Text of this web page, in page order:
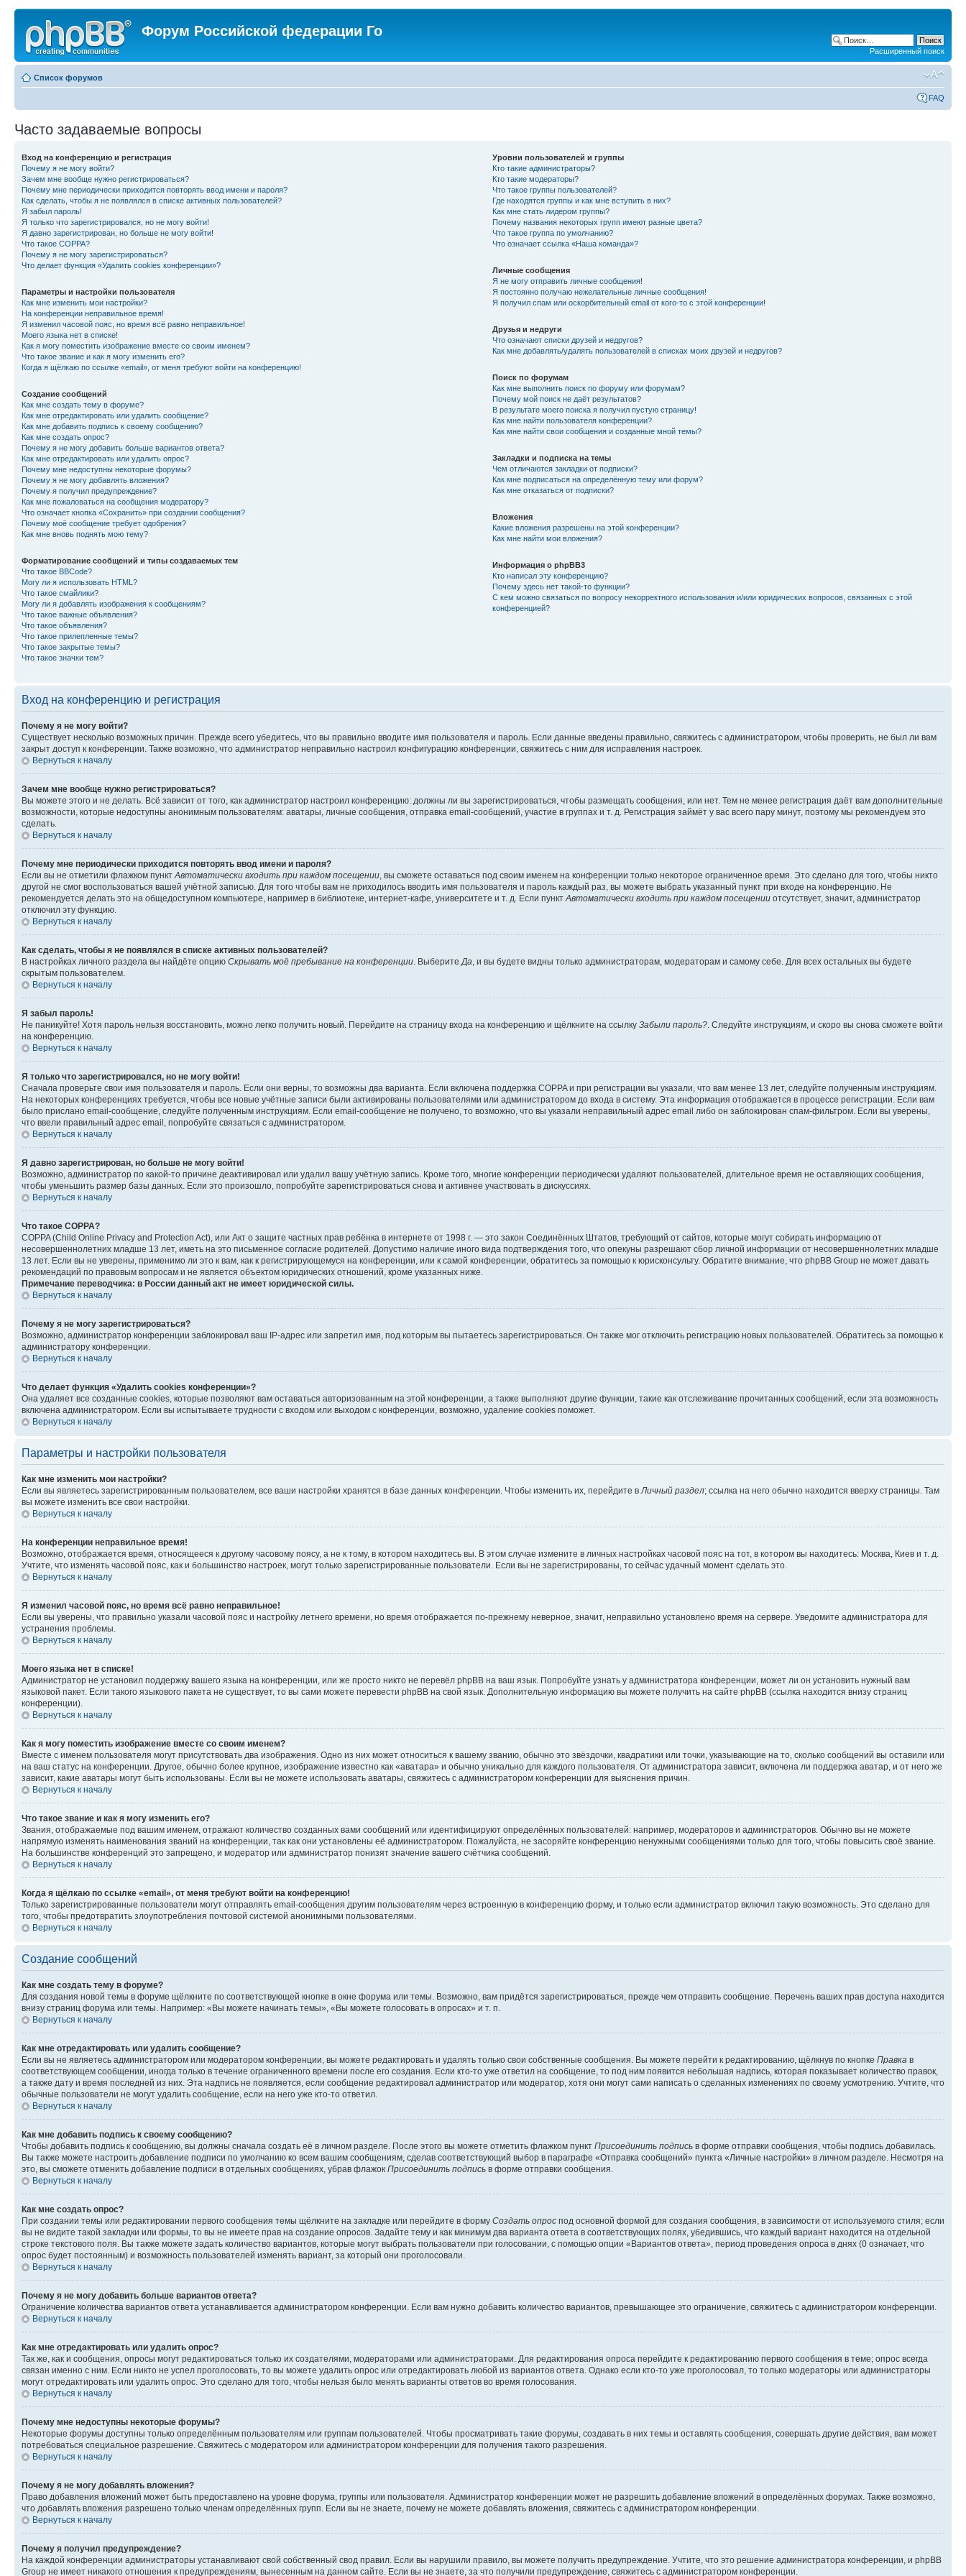
Форум Российской федерации Го
Расширенный поиск
Список форумов
FAQ
Часто задаваемые вопросы
Вход на конференцию и регистрация
Почему я не могу войти?
Зачем мне вообще нужно регистрироваться?
Почему мне периодически приходится повторять ввод имени и пароля?
Как сделать, чтобы я не появлялся в списке активных пользователей?
Я забыл пароль!
Я только что зарегистрировался, но не могу войти!
Я давно зарегистрирован, но больше не могу войти!
Что такое COPPA?
Почему я не могу зарегистрироваться?
Что делает функция «Удалить cookies конференции»?
Параметры и настройки пользователя
Как мне изменить мои настройки?
На конференции неправильное время!
Я изменил часовой пояс, но время всё равно неправильное!
Моего языка нет в списке!
Как я могу поместить изображение вместе со своим именем?
Что такое звание и как я могу изменить его?
Когда я щёлкаю по ссылке «email», от меня требуют войти на конференцию!
Создание сообщений
Как мне создать тему в форуме?
Как мне отредактировать или удалить сообщение?
Как мне добавить подпись к своему сообщению?
Как мне создать опрос?
Почему я не могу добавить больше вариантов ответа?
Как мне отредактировать или удалить опрос?
Почему мне недоступны некоторые форумы?
Почему я не могу добавлять вложения?
Почему я получил предупреждение?
Как мне пожаловаться на сообщения модератору?
Что означает кнопка «Сохранить» при создании сообщения?
Почему моё сообщение требует одобрения?
Как мне вновь поднять мою тему?
Форматирование сообщений и типы создаваемых тем
Что такое BBCode?
Могу ли я использовать HTML?
Что такое смайлики?
Могу ли я добавлять изображения к сообщениям?
Что такое важные объявления?
Что такое объявления?
Что такое прилепленные темы?
Что такое закрытые темы?
Что такое значки тем?
Уровни пользователей и группы
Кто такие администраторы?
Кто такие модераторы?
Что такое группы пользователей?
Где находятся группы и как мне вступить в них?
Как мне стать лидером группы?
Почему названия некоторых групп имеют разные цвета?
Что такое группа по умолчанию?
Что означает ссылка «Наша команда»?
Личные сообщения
Я не могу отправить личные сообщения!
Я постоянно получаю нежелательные личные сообщения!
Я получил спам или оскорбительный email от кого-то с этой конференции!
Друзья и недруги
Что означают списки друзей и недругов?
Как мне добавлять/удалять пользователей в списках моих друзей и недругов?
Поиск по форумам
Как мне выполнить поиск по форуму или форумам?
Почему мой поиск не даёт результатов?
В результате моего поиска я получил пустую страницу!
Как мне найти пользователя конференции?
Как мне найти свои сообщения и созданные мной темы?
Закладки и подписка на темы
Чем отличаются закладки от подписки?
Как мне подписаться на определённую тему или форум?
Как мне отказаться от подписки?
Вложения
Какие вложения разрешены на этой конференции?
Как мне найти мои вложения?
Информация о phpBB3
Кто написал эту конференцию?
Почему здесь нет такой-то функции?
С кем можно связаться по вопросу некорректного использования и/или юридических вопросов, связанных с этой
конференцией?
Вход на конференцию и регистрация
Почему я не могу войти?
Существует несколько возможных причин. Прежде всего убедитесь, что вы правильно вводите имя пользователя и пароль. Если данные введены правильно, свяжитесь с администратором, чтобы проверить, не был ли вам
закрыт доступ к конференции. Также возможно, что администратор неправильно настроил конфигурацию конференции, свяжитесь с ним для исправления настроек.
Вернуться к началу
Зачем мне вообще нужно регистрироваться?
Вы можете этого и не делать. Всё зависит от того, как администратор настроил конференцию: должны ли вы зарегистрироваться, чтобы размещать сообщения, или нет. Тем не менее регистрация даёт вам дополнительные
возможности, которые недоступны анонимным пользователям: аватары, личные сообщения, отправка email-сообщений, участие в группах и т. д. Регистрация займёт у вас всего пару минут, поэтому мы рекомендуем это
сделать.
Вернуться к началу
Почему мне периодически приходится повторять ввод имени и пароля?
Если вы не отметили флажком пунктАвтоматически входить при каждом посещении, вы сможете оставаться под своим именем на конференции только некоторое ограниченное время. Это сделано для того, чтобы никто
другой не смог воспользоваться вашей учётной записью. Для того чтобы вам не приходилось вводить имя пользователя и пароль каждый раз, вы можете выбрать указанный пункт при входе на конференцию. Не
рекомендуется делать это на общедоступном компьютере, например в библиотеке, интернет-кафе, университете и т. д. Если пунктАвтоматически входить при каждом посещении отсутствует, значит, администратор
отключил эту функцию.
Вернуться к началу
Как сделать, чтобы я не появлялся в списке активных пользователей?
В настройках личного раздела вы найдёте опцию Скрывать моё пребывание на конференции. ВыберитеДа, и вы будете видны только администраторам, модераторам и самому себе. Для всех остальных вы будете
скрытым пользователем.
Вернуться к началу
Я забыл пароль!
Не паникуйте! Хотя пароль нельзя восстановить, можно легко получить новый. Перейдите на страницу входа на конференцию и щёлкните на ссылку Забыли пароль?. Следуйте инструкциям, и скоро вы снова сможете войти
на конференцию.
Вернуться к началу
Я только что зарегистрировался, но не могу войти!
Сначала проверьте свои имя пользователя и пароль. Если они верны, то возможны два варианта. Если включена поддержка COPPA и при регистрации вы указали, что вам менее 13 лет, следуйте полученным инструкциям.
На некоторых конференциях требуется, чтобы все новые учётные записи были активированы пользователями или администратором до входа в систему. Эта информация отображается в процессе регистрации. Если вам
было прислано email-сообщение, следуйте полученным инструкциям. Если email-сообщение не получено, то возможно, что вы указали неправильный адрес email либо он заблокирован спам-фильтром. Если вы уверены,
что ввели правильный адрес email, попробуйте связаться с администратором.
Вернуться к началу
Я давно зарегистрирован, но больше не могу войти!
Возможно, администратор по какой-то причине деактивировал или удалил вашу учётную запись. Кроме того, многие конференции периодически удаляют пользователей, длительное время не оставляющих сообщения,
чтобы уменьшить размер базы данных. Если это произошло, попробуйте зарегистрироваться снова и активнее участвовать в дискуссиях.
Вернуться к началу
Что такое COPPA?
COPPA (Child Online Privacy and Protection Act), или Акт о защите частных прав ребёнка в интернете от 1998 г. — это закон Соединённых Штатов, требующий от сайтов, которые могут собирать информацию от
несовершеннолетних младше 13 лет, иметь на это письменное согласие родителей. Допустимо наличие иного вида подтверждения того, что опекуны разрешают сбор личной информации от несовершеннолетних младше
13 лет. Если вы не уверены, применимо ли это к вам, как к регистрирующемуся на конференции, или к самой конференции, обратитесь за помощью к юрисконсульту. Обратите внимание, что phpBB Group не может давать
рекомендаций по правовым вопросам и не является объектом юридических отношений, кроме указанных ниже.
Примечание переводчика: в России данный акт не имеет юридической силы.
Вернуться к началу
Почему я не могу зарегистрироваться?
Возможно, администратор конференции заблокировал ваш IP-адрес или запретил имя, под которым вы пытаетесь зарегистрироваться. Он также мог отключить регистрацию новых пользователей. Обратитесь за помощью к
администратору конференции.
Вернуться к началу
Что делает функция «Удалить cookies конференции»?
Она удаляет все созданные cookies, которые позволяют вам оставаться авторизованным на этой конференции, а также выполняют другие функции, такие как отслеживание прочитанных сообщений, если эта возможность
включена администратором. Если вы испытываете трудности с входом или выходом с конференции, возможно, удаление cookies поможет.
Вернуться к началу
Параметры и настройки пользователя
Как мне изменить мои настройки?
Если вы являетесь зарегистрированным пользователем, все ваши настройки хранятся в базе данных конференции. Чтобы изменить их, перейдите вЛичный раздел; ссылка на него обычно находится вверху страницы. Там
вы можете изменить все свои настройки.
Вернуться к началу
На конференции неправильное время!
Возможно, отображается время, относящееся к другому часовому поясу, а не к тому, в котором находитесь вы. В этом случае измените в личных настройках часовой пояс на тот, в котором вы находитесь: Москва, Киев и т. д.
Учтите, что изменять часовой пояс, как и большинство настроек, могут только зарегистрированные пользователи. Если вы не зарегистрированы, то сейчас удачный момент сделать это.
Вернуться к началу
Я изменил часовой пояс, но время всё равно неправильное!
Если вы уверены, что правильно указали часовой пояс и настройку летнего времени, но время отображается по-прежнему неверное, значит, неправильно установлено время на сервере. Уведомите администратора для
устранения проблемы.
Вернуться к началу
Моего языка нет в списке!
Администратор не установил поддержку вашего языка на конференции, или же просто никто не перевёл phpBB на ваш язык. Попробуйте узнать у администратора конференции, может ли он установить нужный вам
языковой пакет. Если такого языкового пакета не существует, то вы сами можете перевести phpBB на свой язык. Дополнительную информацию вы можете получить на сайте phpBB (ссылка находится внизу страниц
конференции).
Вернуться к началу
Как я могу поместить изображение вместе со своим именем?
Вместе с именем пользователя могут присутствовать два изображения. Одно из них может относиться к вашему званию, обычно это звёздочки, квадратики или точки, указывающие на то, сколько сообщений вы оставили или
на ваш статус на конференции. Другое, обычно более крупное, изображение известно как «аватара» и обычно уникально для каждого пользователя. От администратора зависит, включена ли поддержка аватар, и от него же
зависит, какие аватары могут быть использованы. Если вы не можете использовать аватары, свяжитесь с администратором конференции для выяснения причин.
Вернуться к началу
Что такое звание и как я могу изменить его?
Звания, отображаемые под вашим именем, отражают количество созданных вами сообщений или идентифицируют определённых пользователей: например, модераторов и администраторов. Обычно вы не можете
напрямую изменять наименования званий на конференции, так как они установлены её администратором. Пожалуйста, не засоряйте конференцию ненужными сообщениями только для того, чтобы повысить своё звание.
На большинстве конференций это запрещено, и модератор или администратор понизят значение вашего счётчика сообщений.
Вернуться к началу
Когда я щёлкаю по ссылке «email», от меня требуют войти на конференцию!
Только зарегистрированные пользователи могут отправлять email-сообщения другим пользователям через встроенную в конференцию форму, и только если администратор включил такую возможность. Это сделано для
того, чтобы предотвратить злоупотребления почтовой системой анонимными пользователями.
Вернуться к началу
Создание сообщений
Как мне создать тему в форуме?
Для создания новой темы в форуме щёлкните по соответствующей кнопке в окне форума или темы. Возможно, вам придётся зарегистрироваться, прежде чем отправить сообщение. Перечень ваших прав доступа находится
внизу страниц форума или темы. Например: «Вы можете начинать темы», «Вы можете голосовать в опросах» и т. п.
Вернуться к началу
Как мне отредактировать или удалить сообщение?
Если вы не являетесь администратором или модератором конференции, вы можете редактировать и удалять только свои собственные сообщения. Вы можете перейти к редактированию, щёлкнув по кнопке Правка в
соответствующем сообщении, иногда только в течение ограниченного времени после его создания. Если кто-то уже ответил на сообщение, то под ним появится небольшая надпись, которая показывает количество правок,
а также дату и время последней из них. Эта надпись не появляется, если сообщение редактировал администратор или модератор, хотя они могут сами написать о сделанных изменениях по своему усмотрению. Учтите, что
обычные пользователи не могут удалить сообщение, если на него уже кто-то ответил.
Вернуться к началу
Как мне добавить подпись к своему сообщению?
Чтобы добавить подпись к сообщению, вы должны сначала создать её в личном разделе. После этого вы можете отметить флажком пункт Присоединить подпись в форме отправки сообщения, чтобы подпись добавилась.
Вы также можете настроить добавление подписи по умолчанию ко всем вашим сообщениям, сделав соответствующий выбор в параграфе «Отправка сообщений» пункта «Личные настройки» в личном разделе. Несмотря на
это, вы сможете отменить добавление подписи в отдельных сообщениях, убрав флажок Присоединить подпись в форме отправки сообщения.
Вернуться к началу
Как мне создать опрос?
При создании темы или редактировании первого сообщения темы щёлкните на закладке или перейдите в форму Создать опрос под основной формой для создания сообщения, в зависимости от используемого стиля; если
вы не видите такой закладки или формы, то вы не имеете прав на создание опросов. Задайте тему и как минимум два варианта ответа в соответствующих полях, убедившись, что каждый вариант находится на отдельной
строке текстового поля. Вы также можете задать количество вариантов, которые могут выбрать пользователи при голосовании, с помощью опции «Вариантов ответа», период проведения опроса в днях (0 означает, что
опрос будет постоянным) и возможность пользователей изменять вариант, за который они проголосовали.
Вернуться к началу
Почему я не могу добавить больше вариантов ответа?
Ограничение количества вариантов ответа устанавливается администратором конференции. Если вам нужно добавить количество вариантов, превышающее это ограничение, свяжитесь с администратором конференции.
Вернуться к началу
Как мне отредактировать или удалить опрос?
Так же, как и сообщения, опросы могут редактироваться только их создателями, модераторами или администраторами. Для редактирования опроса перейдите к редактированию первого сообщения в теме; опрос всегда
связан именно с ним. Если никто не успел проголосовать, то вы можете удалить опрос или отредактировать любой из вариантов ответа. Однако если кто-то уже проголосовал, то только модераторы или администраторы
могут отредактировать или удалить опрос. Это сделано для того, чтобы нельзя было менять варианты ответов во время голосования.
Вернуться к началу
Почему мне недоступны некоторые форумы?
Некоторые форумы доступны только определённым пользователям или группам пользователей. Чтобы просматривать такие форумы, создавать в них темы и оставлять сообщения, совершать другие действия, вам может
потребоваться специальное разрешение. Свяжитесь с модератором или администратором конференции для получения такого разрешения.
Вернуться к началу
Почему я не могу добавлять вложения?
Право добавления вложений может быть предоставлено на уровне форума, группы или пользователя. Администратор конференции может не разрешить добавление вложений в определённых форумах. Также возможно,
что добавлять вложения разрешено только членам определённых групп. Если вы не знаете, почему не можете добавлять вложения, свяжитесь с администратором конференции.
Вернуться к началу
Почему я получил предупреждение?
На каждой конференции администраторы устанавливают свой собственный свод правил. Если вы нарушили правило, вы можете получить предупреждение. Учтите, что это решение администратора конференции, и phpBB
Group не имеет никакого отношения к предупреждениям, вынесенным на данном сайте. Если вы не знаете, за что получили предупреждение, свяжитесь с администратором конференции.